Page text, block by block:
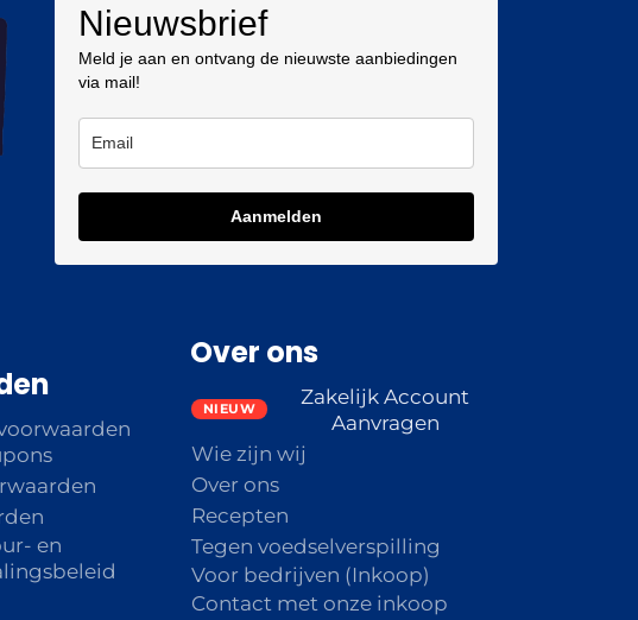
Nieuwsbrief
Meld je aan en ontvang de nieuwste aanbiedingen
via mail!
Aanmelden
en
Over ons
Zakelijk Account
Aanvragen
Wie zijn wij
Over ons
Recepten
Tegen voedselverspilling
Voor bedrijven (Inkoop)
Contact met onze inkoop